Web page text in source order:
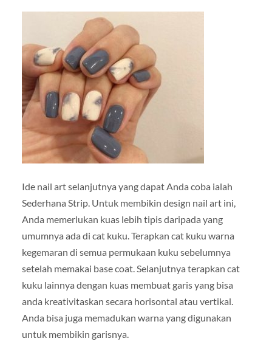
Ide nail art selanjutnya yang dapat Anda coba ialah
Sederhana Strip. Untuk membikin design nail art ini,
Anda memerlukan kuas lebih tipis daripada yang
umumnya ada di cat kuku. Terapkan cat kuku warna
kegemaran di semua permukaan kuku sebelumnya
setelah memakai base coat. Selanjutnya terapkan cat
kuku lainnya dengan kuas membuat garis yang bisa
anda kreativitaskan secara horisontal atau vertikal.
Anda bisa juga memadukan warna yang digunakan
untuk membikin garisnya.